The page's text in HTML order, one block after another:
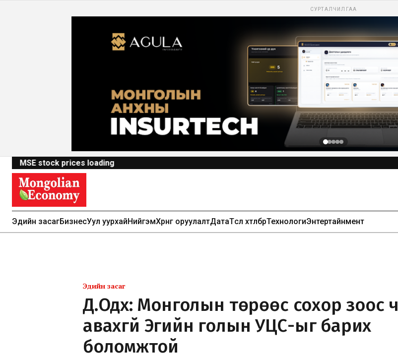
СУРТАЛЧИЛГАА
MSE stock prices loading
Эдийн засагБизнесУул уурхайНийгэмХөрөнгө оруулалтДатаТөсөл хөтөлбөрТехнологиЭнтертайнмент
Эдийн засаг
Д.Одхүү: Монголын төрөөс сохор зоос ч
авахгүй Эгийн голын УЦС-ыг барих
боломжтой